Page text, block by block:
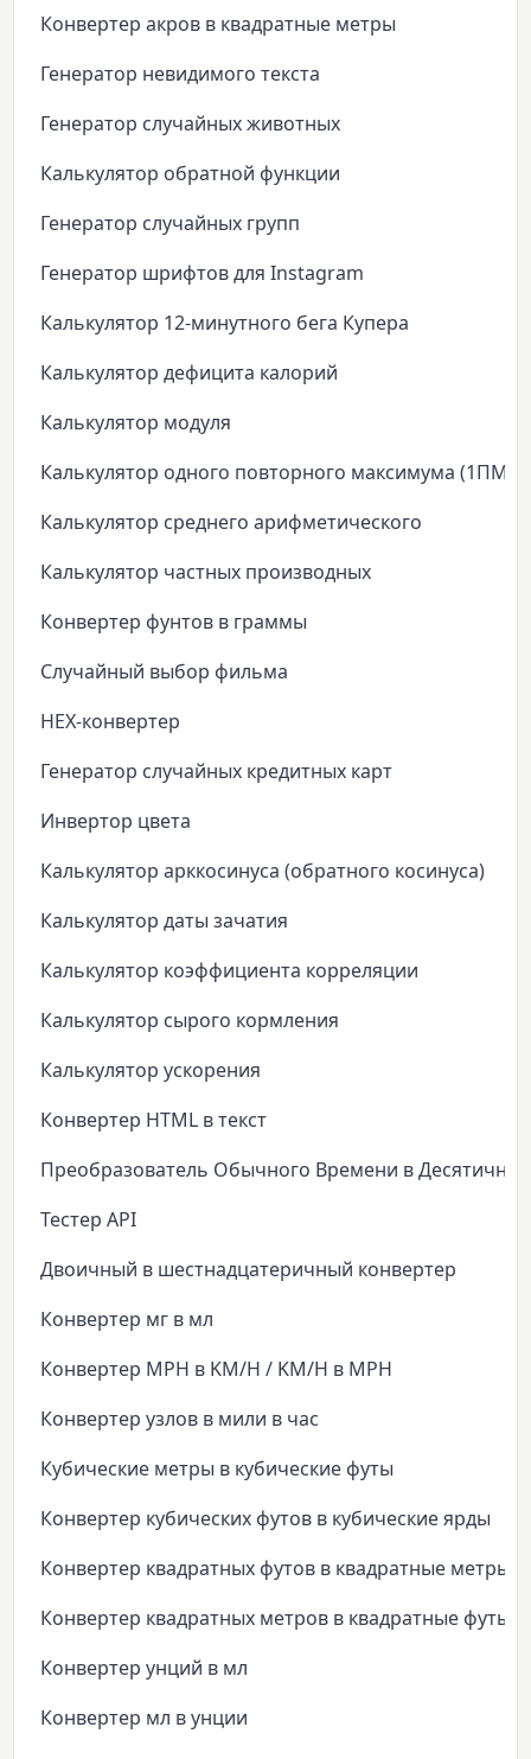
Конвертер акров в квадратные метры
Генератор невидимого текста
Генератор случайных животных
Калькулятор обратной функции
Генератор случайных групп
Генератор шрифтов для Instagram
Калькулятор 12-минутного бега Купера
Калькулятор дефицита калорий
Калькулятор модуля
Калькулятор одного повторного максимума (1ПМ)
Калькулятор среднего арифметического
Калькулятор частных производных
Конвертер фунтов в граммы
Случайный выбор фильма
HEX-конвертер
Генератор случайных кредитных карт
Инвертор цвета
Калькулятор арккосинуса (обратного косинуса)
Калькулятор даты зачатия
Калькулятор коэффициента корреляции
Калькулятор сырого кормления
Калькулятор ускорения
Конвертер HTML в текст
Преобразователь Обычного Времени в
Тестер API
Двоичный в шестнадцатеричный конвертер
Конвертер мг в мл
Конвертер MPH в KM/H / KM/H в MPH
Конвертер узлов в мили в час
Кубические метры в кубические футы
Конвертер кубических футов в кубические ярды
Конвертер квадратных футов в квадратные метры
Конвертер квадратных метров в квадратные футы
Конвертер унций в мл
Конвертер мл в унции